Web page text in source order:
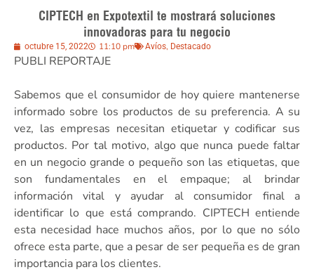
CIPTECH en Expotextil te mostrará soluciones
innovadoras para tu negocio
octubre 15, 2022 11:10 pm Avíos, Destacado
PUBLI REPORTAJE
Sabemos que el consumidor de hoy quiere mantenerse
informado sobre los productos de su preferencia. A su
vez, las empresas necesitan etiquetar y codificar sus
productos. Por tal motivo, algo que nunca puede faltar
en un negocio grande o pequeño son las etiquetas, que
son fundamentales en el empaque; al brindar
información vital y ayudar al consumidor final a
identificar lo que está comprando. CIPTECH entiende
esta necesidad hace muchos años, por lo que no sólo
ofrece esta parte, que a pesar de ser pequeña es de gran
importancia para los clientes.